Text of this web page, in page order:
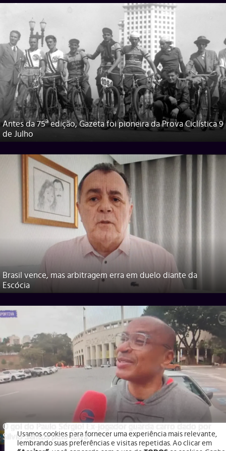
Antes da 75ª edição, Gazeta foi pioneira da Prova Ciclística 9
de Julho
Brasil vence, mas arbitragem erra em duelo diante da
Escócia
O gol do Paulo Sérgio! Ex-jogador guarda carro dado por
Silvio Santos pelo tetra
Usamos cookies para fornecer uma experiência mais relevante,
lembrando suas preferências e visitas repetidas. Ao clicar em